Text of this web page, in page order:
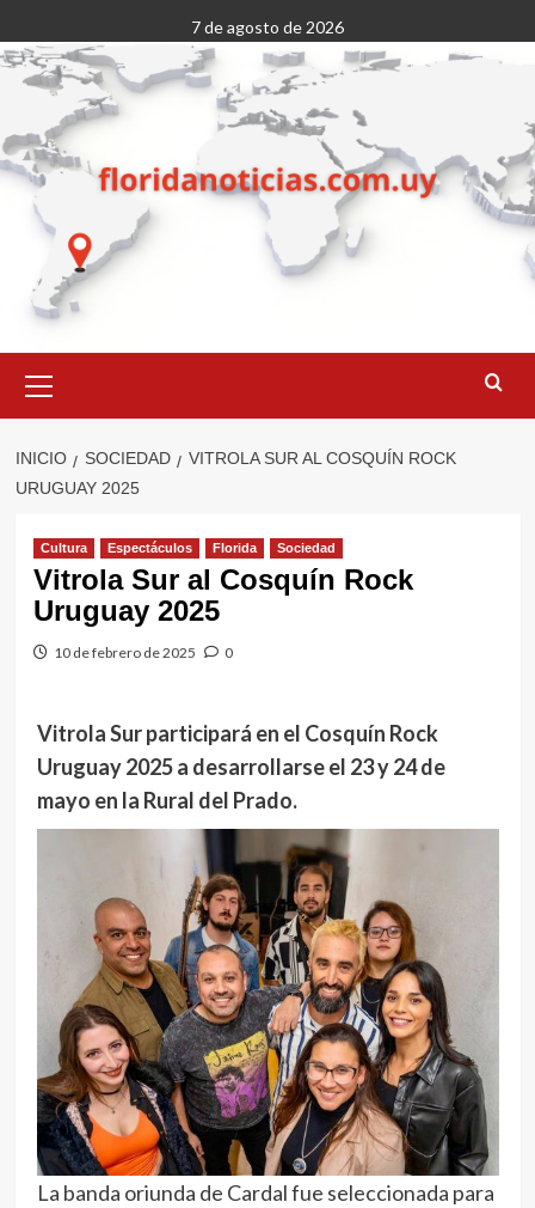
al
contenido
7 de agosto de 2026
primario
INICIO SOCIEDAD
VITROLA SUR AL COSQUÍN ROCK
URUGUAY 2025
Cultura Espectáculos Florida Sociedad
Vitrola Sur al Cosquín Rock
Uruguay 2025
10 de febrero de 2025 0
Vitrola Sur participará en el Cosquín Rock
Uruguay 2025 a desarrollarse el 23 y 24 de
mayo en la Rural del Prado.
La banda oriunda de Cardal fue seleccionada para